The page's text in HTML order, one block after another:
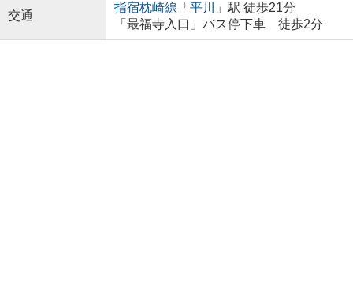
交通
指宿枕崎線 「 平川
」駅 徒歩21分
「最福寺入口」バス停下車 徒歩2分